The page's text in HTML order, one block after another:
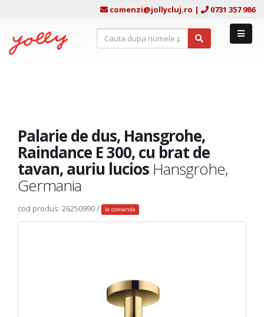
comenzi@jollycluj.ro | 0731 357 986
Palarie de dus, Hansgrohe,
Raindance E 300, cu brat de
tavan, auriu lucios Hansgrohe,
Germania
cod produs: 26250990 / la comanda